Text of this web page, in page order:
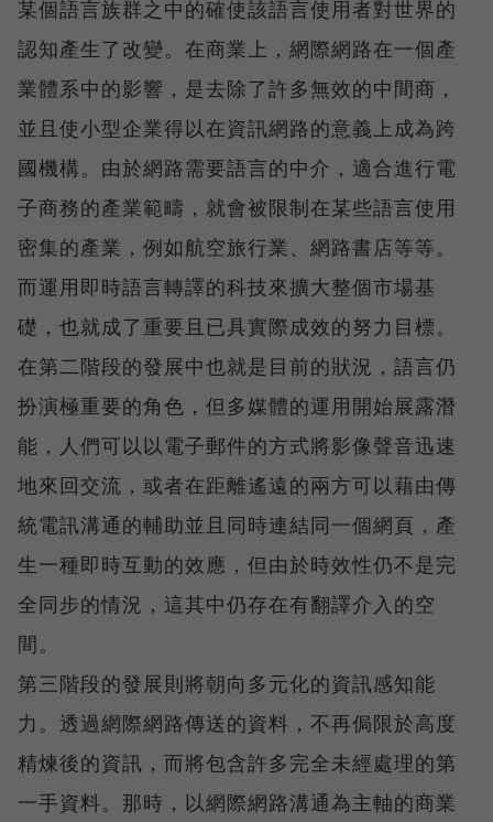
某個語言族群之中的確使該語言使用者對世界的
認知產生了改變。在商業上，網際網路在一個產
業體系中的影響，是去除了許多無效的中間商，
並且使小型企業得以在資訊網路的意義上成為跨
國機構。由於網路需要語言的中介，適合進行電
子商務的產業範疇，就會被限制在某些語言使用
密集的產業，例如航空旅行業、網路書店等等。
而運用即時語言轉譯的科技來擴大整個市場基
礎，也就成了重要且已具實際成效的努力目標。
在第二階段的發展中也就是目前的狀況，語言仍
扮演極重要的角色，但多媒體的運用開始展露潛
能，人們可以以電子郵件的方式將影像聲音迅速
地來回交流，或者在距離遙遠的兩方可以藉由傳
統電訊溝通的輔助並且同時連結同一個網頁，產
生一種即時互動的效應，但由於時效性仍不是完
全同步的情況，這其中仍存在有翻譯介入的空
間。
第三階段的發展則將朝向多元化的資訊感知能
力。透過網際網路傳送的資料，不再侷限於高度
精煉後的資訊，而將包含許多完全未經處理的第
一手資料。那時，以網際網路溝通為主軸的商業